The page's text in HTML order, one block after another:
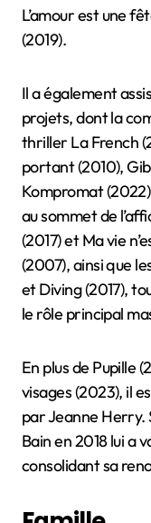
L’amour est une
(2019).
Il a également
projets, dont la
thriller La French
portant (2010),
Kompromat
au sommet de
(2017) et Ma vie
(2007), ainsi que
et Diving (2017),
le rôle principal
En plus de Pupille
visages (2023), il
par Jeanne Herry.
Bain en 2018 lui a
consolidant sa